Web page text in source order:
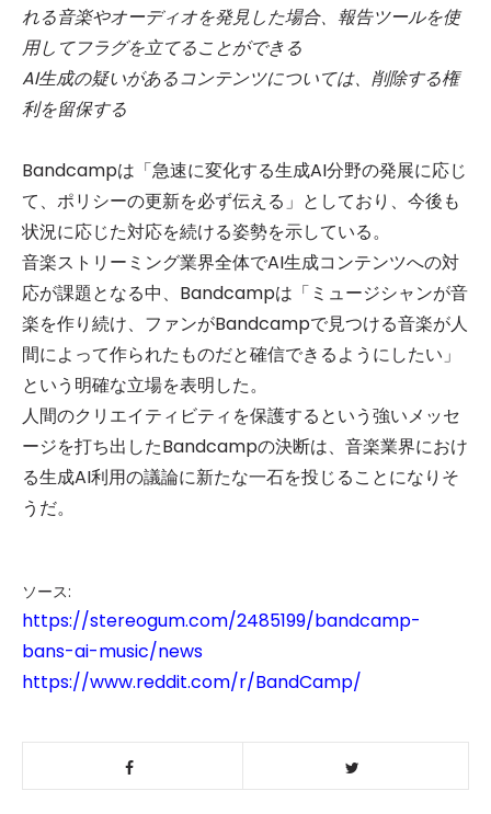
れる音楽やオーディオを発見した場合、報告ツールを使
用してフラグを立てることができる
AI生成の疑いがあるコンテンツについては、削除する権
利を留保する
Bandcampは「急速に変化する生成AI分野の発展に応じ
て、ポリシーの更新を必ず伝える」としており、今後も
状況に応じた対応を続ける姿勢を示している。
音楽ストリーミング業界全体でAI生成コンテンツへの対
応が課題となる中、Bandcampは「ミュージシャンが音
楽を作り続け、ファンがBandcampで見つける音楽が人
間によって作られたものだと確信できるようにしたい」
という明確な立場を表明した。
人間のクリエイティビティを保護するという強いメッセ
ージを打ち出したBandcampの決断は、音楽業界におけ
る生成AI利用の議論に新たな一石を投じることになりそ
うだ。
ソース:
https://stereogum.com/2485199/bandcamp-
bans-ai-music/news
https://www.reddit.com/r/BandCamp/